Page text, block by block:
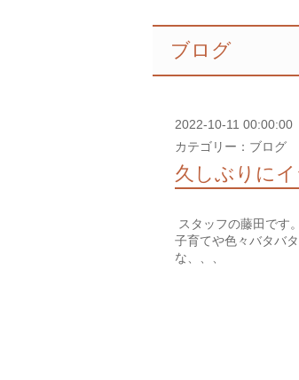
ブログ
2022-10-11 00:00:00
カテゴリー：ブログ
久しぶりに
スタッフの藤田です
子育てや色々バタバ
な、、、